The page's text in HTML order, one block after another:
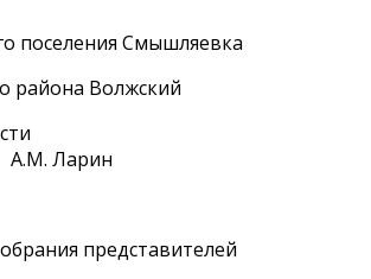
поселения Смышляевка
района Волжский
области
представителей